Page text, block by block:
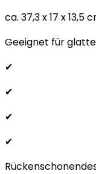
ca. 37,3 x 17 x 13,5
Geeignet für
✔
✔
✔
✔